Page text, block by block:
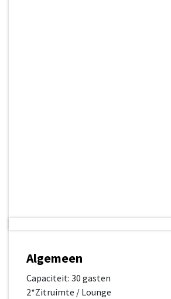
Algemeen
Capaciteit: 30 gasten
2*Zitruimte / Lounge